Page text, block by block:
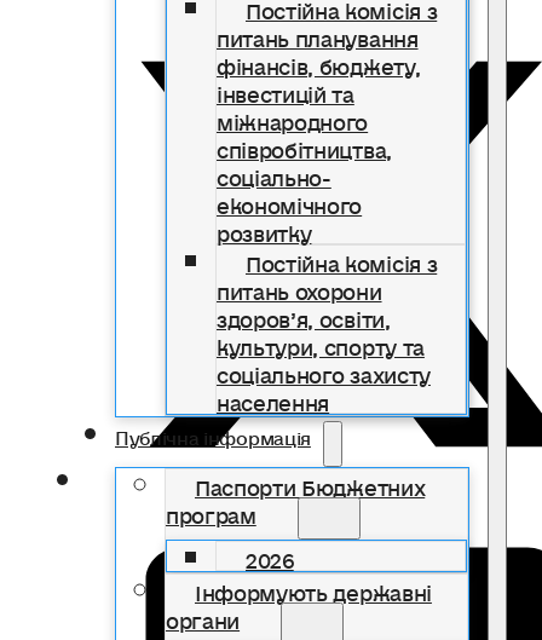
питань планування
фінансів, бюджету,
інвестицій та
міжнародного
співробітництва,
соціально-
економічного
розвитку
Постійна комісія з
питань охорони
здоров’я, освіти,
культури, спорту та
соціального захисту
населення
Публічна інформація
Паспорти Бюджетних
програм
2026
Інформують державні
органи